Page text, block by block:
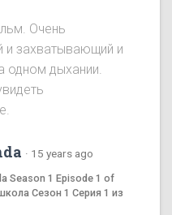
Очень
и захватывающий и
одном дыхании.
· 15 years ago
Season 1 Episode 1 of
Сезон 1 Серия 1 из